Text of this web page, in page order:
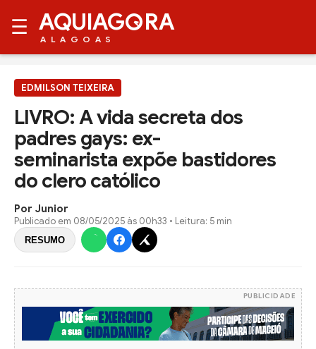
☰ AQUIAG RA
ALAGOAS
EDMILSON TEIXEIRA
LIVRO: A vida secreta dos
padres gays: ex-
seminarista expõe bastidores
do clero católico
Por Junior
Publicado em 08/05/2025 às 00h33 • Leitura: 5 min
RESUMO
PUBLICIDADE